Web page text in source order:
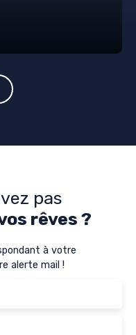
pas
rêves ?
à votre
alerte mail !